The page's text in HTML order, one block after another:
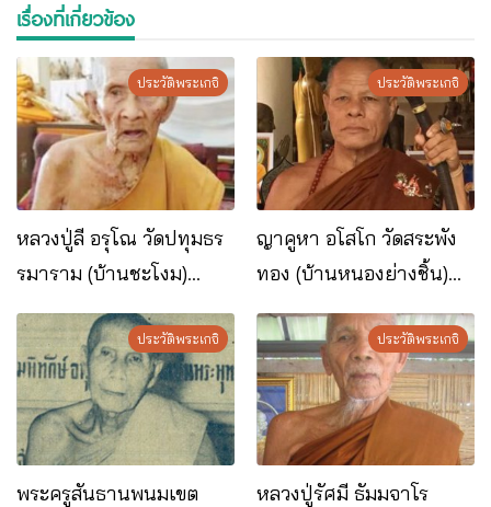
เรื่องที่เกี่ยวข้อง
ประวัติพระเกจิ
หลวงปู่ลี อรุโณ วัดปทุมธร
รมาราม (บ้านชะโงม)
อ.เมือง จ.นครพนม
ประวัติพระเกจิ
ญาคูหา อโสโก วัดสระพัง
ทอง (บ้านหนองย่างชิ้น)
อ.เรณูนคร จ.นครพนม
ประวัติพระเกจิ
พระครูสันธานพนมเขต
ประวัติพระเกจิ
หลวงปู่รัศมี ธัมมจาโร